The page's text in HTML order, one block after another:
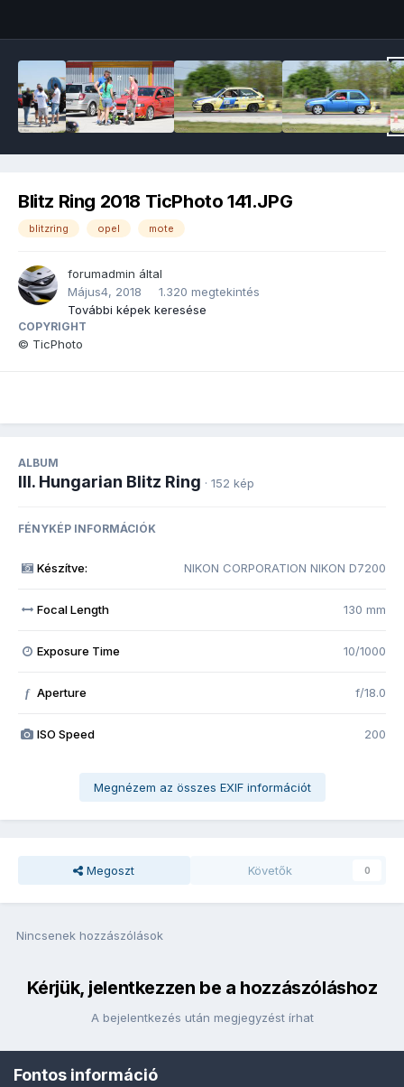
Blitz Ring 2018 TicPhoto 141.JPG
blitzring opel mote
forumadmin által
Május4, 2018
1.320 megtekintés
További képek keresése
COPYRIGHT
© TicPhoto
ALBUM
III. Hungarian Blitz Ring · 152 kép
FÉNYKÉP INFORMÁCIÓK
Készítve: NIKON CORPORATION NIKON D7200
Focal Length 130 mm
Exposure Time 10/1000
f Aperture f/18.0
ISO Speed 200
Megnézem az összes EXIF információt
Megoszt Követők 0
Nincsenek hozzászólások
Kérjük, jelentkezzen be a hozzászóláshoz
A bejelentkezés után megjegyzést írhat
Fontos információ